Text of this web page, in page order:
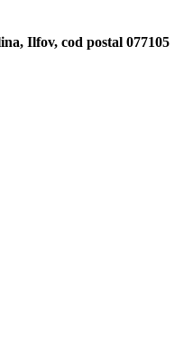
Ilfov, cod postal 077105